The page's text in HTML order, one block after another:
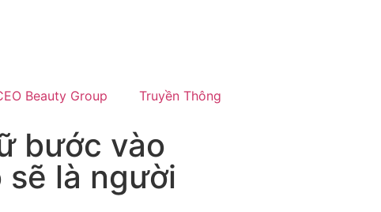
Beauty Group Truyền Thông
bước vào
là người